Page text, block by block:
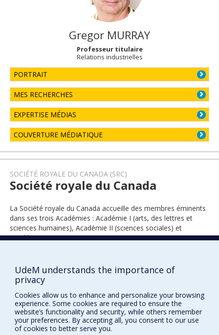
Gregor MURRAY
Professeur titulaire
Relations industrielles
PORTRAIT
MES RECHERCHES
EXPERTISE MÉDIAS
COUVERTURE MÉDIATIQUE
SOCIÉTÉ ROYALE DU CANADA (SRC)
Société royale du Canada
La Société royale du Canada accueille des membres éminents
dans ses trois Académies : Académie I (arts, des lettres et
sciences humaines), Académie II (sciences sociales) et
Académie III (sciences).
UdeM understands the importance of
privacy
Cookies allow us to enhance and personalize your browsing
experience. Some cookies are required to ensure the
website’s functionality and security, while others remember
your preferences. By accepting all, you consent to our use
of cookies to better serve you.